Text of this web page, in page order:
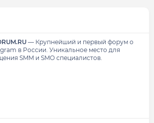
— Крупнейший и первый форум о
в России. Уникальное место для
SMM и SMO специалистов.